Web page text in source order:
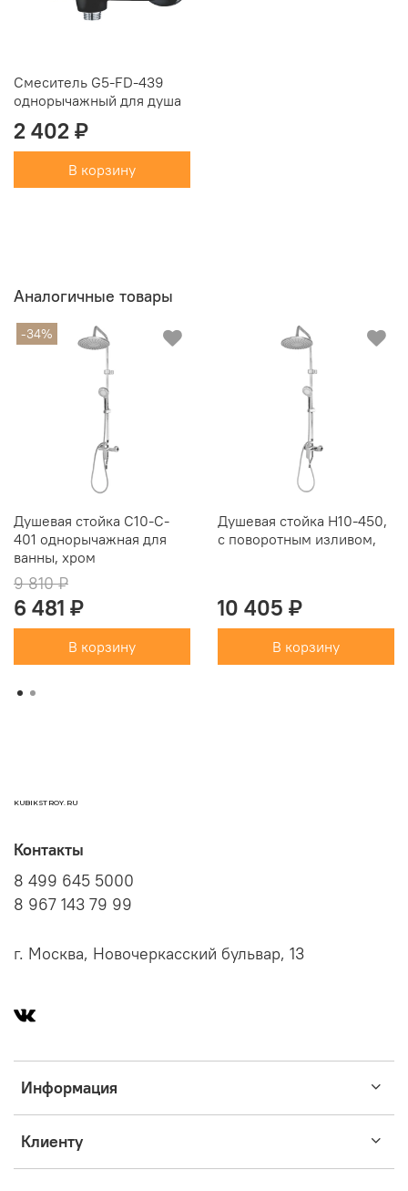
Смеситель G5-FD-439
однорычажный для душа
2 402 ₽
В корзину
Аналогичные товары
-34%
Душевая стойка C10-C-
401 однорычажная для
ванны, хром
9 810 ₽
6 481 ₽
В корзину
Душевая стойка Н10-450,
с поворотным изливом,
10 405 ₽
В корзину
KUBIKSTROY.RU
Информация
Клиенту
Контакты
8 499 645 5000
8 967 143 79 99
г. Москва, Новочеркасский бульвар, 13